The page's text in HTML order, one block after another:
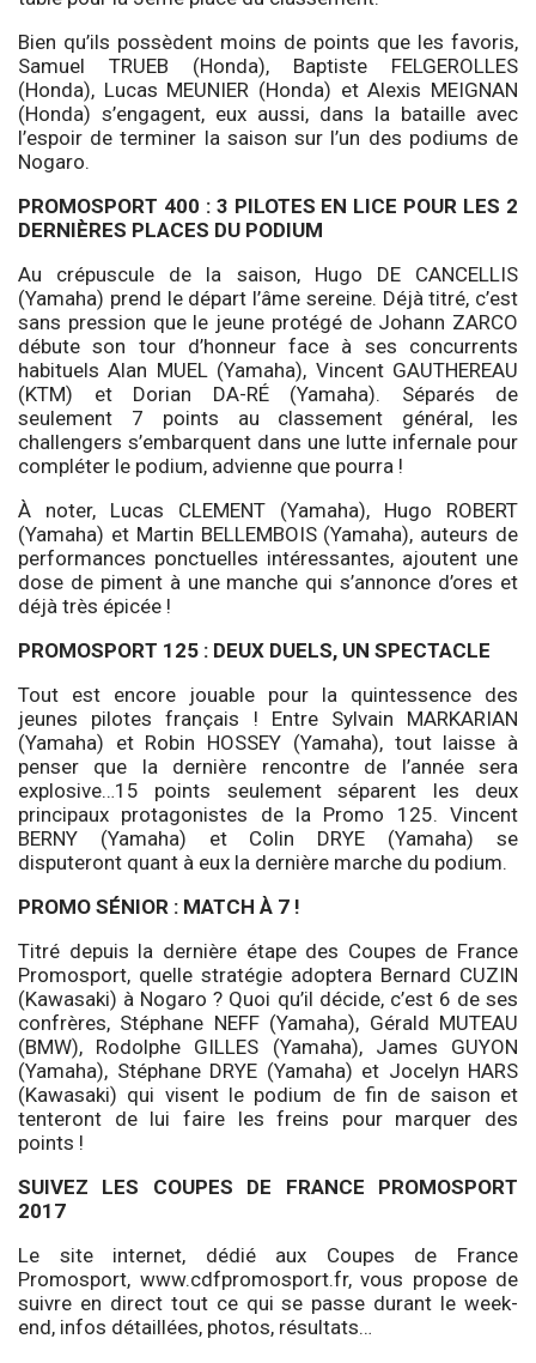
Bien qu’ils possèdent moins de points que les favoris,
Samuel TRUEB (Honda), Baptiste FELGEROLLES
(Honda), Lucas MEUNIER (Honda) et Alexis MEIGNAN
(Honda) s’engagent, eux aussi, dans la bataille avec
l’espoir de terminer la saison sur l’un des podiums de
Nogaro.
PROMOSPORT 400 : 3 PILOTES EN LICE POUR LES 2
DERNIÈRES PLACES DU PODIUM
Au crépuscule de la saison, Hugo DE CANCELLIS
(Yamaha) prend le départ l’âme sereine. Déjà titré, c’est
sans pression que le jeune protégé de Johann ZARCO
débute son tour d’honneur face à ses concurrents
habituels Alan MUEL (Yamaha), Vincent GAUTHEREAU
(KTM) et Dorian DA-RÉ (Yamaha). Séparés de
seulement 7 points au classement général, les
challengers s’embarquent dans une lutte infernale pour
compléter le podium, advienne que pourra !
À noter, Lucas CLEMENT (Yamaha), Hugo ROBERT
(Yamaha) et Martin BELLEMBOIS (Yamaha), auteurs de
performances ponctuelles intéressantes, ajoutent une
dose de piment à une manche qui s’annonce d’ores et
déjà très épicée !
PROMOSPORT 125 : DEUX DUELS, UN SPECTACLE
Tout est encore jouable pour la quintessence des
jeunes pilotes français ! Entre Sylvain MARKARIAN
(Yamaha) et Robin HOSSEY (Yamaha), tout laisse à
penser que la dernière rencontre de l’année sera
explosive…15 points seulement séparent les deux
principaux protagonistes de la Promo 125. Vincent
BERNY (Yamaha) et Colin DRYE (Yamaha) se
disputeront quant à eux la dernière marche du podium.
PROMO SÉNIOR : MATCH À 7 !
Titré depuis la dernière étape des Coupes de France
Promosport, quelle stratégie adoptera Bernard CUZIN
(Kawasaki) à Nogaro ? Quoi qu’il décide, c’est 6 de ses
confrères, Stéphane NEFF (Yamaha), Gérald MUTEAU
(BMW), Rodolphe GILLES (Yamaha), James GUYON
(Yamaha), Stéphane DRYE (Yamaha) et Jocelyn HARS
(Kawasaki) qui visent le podium de fin de saison et
tenteront de lui faire les freins pour marquer des
points !
SUIVEZ LES COUPES DE FRANCE PROMOSPORT
2017
Le site internet, dédié aux Coupes de France
Promosport, www.cdfpromosport.fr, vous propose de
suivre en direct tout ce qui se passe durant le week-
end, infos détaillées, photos, résultats…